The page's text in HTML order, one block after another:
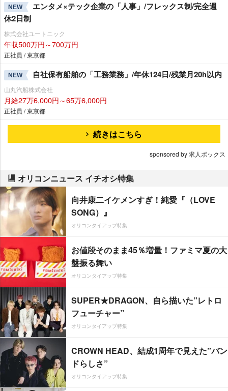
NEW
エンタメ×テック企業の「人事」/フレックス制/完全週
休2日制
株式会社ユートニック
年収500万円～700万円
正社員 / 東京都
NEW 自社保有船舶の「工務業務」/年休124日/残業月20h以内
山丸汽船株式会社
月給27万6,000円～65万6,000円
正社員 / 東京都
続きはこちら
sponsored by 求人ボックス
オリコンニュース イチオシ特集
向井康二イケメンすぎ！純愛『（LOVE
SONG）』
オリコンタイアップ特集
お値段そのまま45％増量！ファミマ夏の大
盤振る舞い
オリコンタイアップ特集
SUPER★DRAGON、自ら描いた”レトロ
フューチャー”
オリコンタイアップ特集
CROWN HEAD、結成1周年で見えた”バン
ドらしさ”
オリコンタイアップ特集